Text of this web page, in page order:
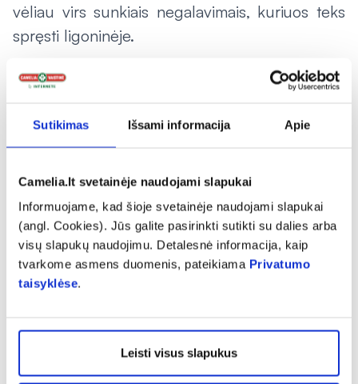
Sutikimas Išsami informacija Apie
Camelia.lt svetainėje naudojami slapukai
Informuojame, kad šioje svetainėje naudojami slapukai
(angl. Cookies). Jūs galite pasirinkti sutikti su dalies arba
visų slapukų naudojimu. Detalesnė informacija, kaip
tvarkome asmens duomenis, pateikiama Privatumo
taisyklėse.
Leisti visus slapukus
vėliau virs sunkiais negalavimais, kuriuos teks
spręsti ligoninėje.
Vabzdžiai – nematoma grėsmė
nuo erkinio encefalito – niekada nevėlu. Ypač
„Camelia“ vaistinėje įrengtuose skiepų kabinetuose
pagreitintą skiepijimosi schemą: antroji skiepo
dozė, leidžianti susidaryti imunitetui,
suleidžiama praėjus 2 savaitėms po pirmosios.
Labai patogu ir svarbiausia – greita.
tuo pačiu metu pasiskiepyti nelaukdamas
ilgose eilėse, kurios suformuotos gydymo
įstaigose“, – pastebi vaistininkas R. Blynas.